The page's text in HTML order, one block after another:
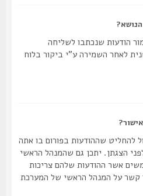
שנכתבו לשליחה
השמירה ע"י ביקור בלוח
שההודעות בפורום בו אתה
יתכן גם שהמנהל הראשי
ההודעות שלהם צריכות
על המנהל הראשי של המערכת